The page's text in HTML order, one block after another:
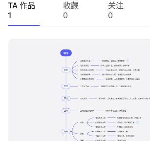
知识分享社区
TA 作品
1
收藏
0
关注
0